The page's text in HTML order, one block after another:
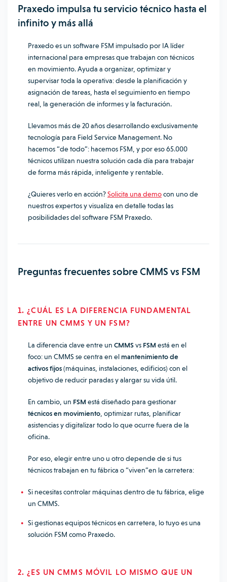
Praxedo impulsa tu servicio técnico hasta el
infinito y más allá
Praxedo es un software FSM impulsado por IA líder
internacional para empresas que trabajan con técnicos
en movimiento. Ayuda a organizar, optimizar y
supervisar toda la operativa: desde la planificación y
asignación de tareas, hasta el seguimiento en tiempo
real, la generación de informes y la facturación.
Llevamos más de 20 años desarrollando exclusivamente
tecnología para Field Service Management. No
hacemos “de todo”: hacemos FSM, y por eso 65.000
técnicos utilizan nuestra solución cada día para trabajar
de forma más rápida, inteligente y rentable.
¿Quieres verlo en acción?Solicita una democon uno de
nuestros expertos y visualiza en detalle todas las
posibilidades del software FSM Praxedo.
Preguntas frecuentes sobre CMMS vs FSM
1. ¿CUÁL ES LA DIFERENCIA FUNDAMENTAL
ENTRE UN CMMS Y UN FSM?
La diferencia clave entre un CMMSvs FSM está en el
foco: un CMMS se centra en elmantenimiento de
activos fijos(máquinas, instalaciones, edificios) con el
objetivo de reducir paradas y alargar su vida útil.
En cambio, un FSM está diseñado para gestionar
técnicos en movimiento , optimizar rutas, planificar
asistencias y digitalizar todo lo que ocurre fuera de la
oficina.
Por eso, elegir entre uno u otro depende de si tus
técnicos trabajan en tu fábrica o “viven”en la carretera:
Si necesitas controlar máquinas dentro de tu fábrica, elige
un CMMS.
Si gestionas equipos técnicos en carretera, lo tuyo es una
solución FSM como Praxedo.
2. ¿ES UN CMMS MÓVIL LO MISMO QUE UN